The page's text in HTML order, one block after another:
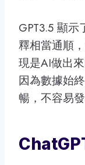
GPT3.5 顯
釋相當通順
現是AI做出
因為數據始
暢，不容易